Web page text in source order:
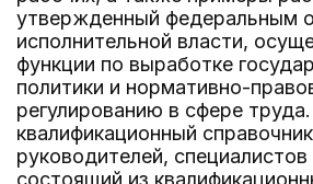
утвержденный федеральным
исполнительной власти,
функции по выработке
политики и нормативно-
регулированию в сфере
квалификационный
руководителей,
состоящий из